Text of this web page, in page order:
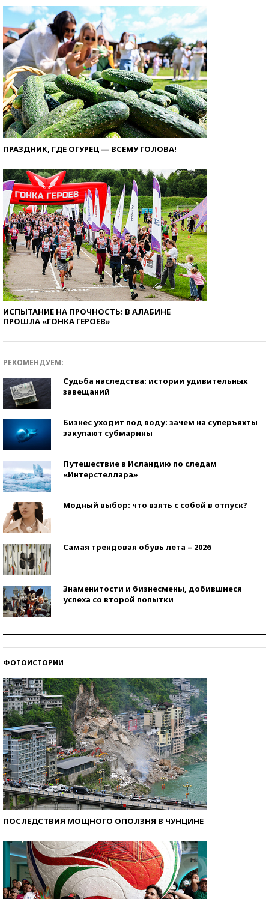
ПРАЗДНИК, ГДЕ ОГУРЕЦ — ВСЕМУ ГОЛОВА!
ИСПЫТАНИЕ НА ПРОЧНОСТЬ: В АЛАБИНЕ
ПРОШЛА «ГОНКА ГЕРОЕВ»
РЕКОМЕНДУЕМ:
Судьба наследства: истории удивительных
завещаний
Бизнес уходит под воду: зачем на суперъяхты
закупают субмарины
Путешествие в Исландию по следам
«Интерстеллара»
Модный выбор: что взять с собой в отпуск?
Самая трендовая обувь лета – 2026
Знаменитости и бизнесмены, добившиеся
успеха со второй попытки
ФОТОИСТОРИИ
ПОСЛЕДСТВИЯ МОЩНОГО ОПОЛЗНЯ В ЧУНЦИНЕ